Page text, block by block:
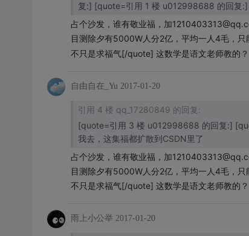
复:] [quote=引用 1 楼 u012998688 的回复:]
占个沙发，谁有敬业福，加
目测除夕有5000W人分2亿，平均一人4毛，
不只是求福气[/quote] 这数学是语文老师教的
自由自在_Yu 2017-01-20
引用 4 楼 qq_17280849 的回复:
[quote=引用 3 楼 u012998688 的回复:]
我去，这集福都扩散到CSDN里了
占个沙发，谁有敬业福，加
目测除夕有5000W人分2亿，平均一人4毛，
不只是求福气[/quote] 这数学是语文老师教的
雨上小公举 2017-01-20